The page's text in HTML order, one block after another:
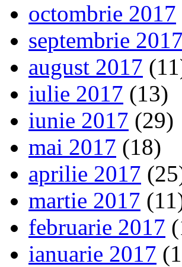
octombrie 2017
septembrie 2017
august 2017
iulie 2017 (13)
iunie 2017 (29)
mai 2017 (18)
aprilie 2017
martie 2017
februarie 2017
ianuarie 2017